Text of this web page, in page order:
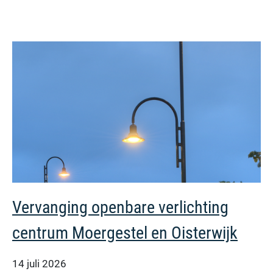
Vervanging openbare verlichting
centrum Moergestel en Oisterwijk
14 juli 2026